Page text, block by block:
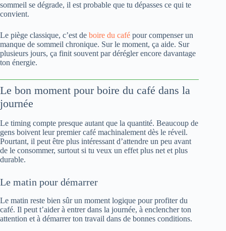
sommeil se dégrade, il est probable que tu dépasses ce qui te
convient.
Le piège classique, c’est de boire du café pour compenser un
manque de sommeil chronique. Sur le moment, ça aide. Sur
plusieurs jours, ça finit souvent par dérégler encore davantage
ton énergie.
Le bon moment pour boire du café dans la
journée
Le timing compte presque autant que la quantité. Beaucoup de
gens boivent leur premier café machinalement dès le réveil.
Pourtant, il peut être plus intéressant d’attendre un peu avant
de le consommer, surtout si tu veux un effet plus net et plus
durable.
Le matin pour démarrer
Le matin reste bien sûr un moment logique pour profiter du
café. Il peut t’aider à entrer dans la journée, à enclencher ton
attention et à démarrer ton travail dans de bonnes conditions.